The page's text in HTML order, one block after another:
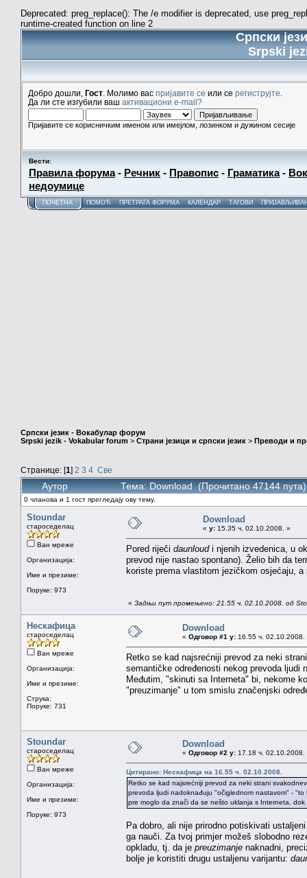
Deprecated: preg_replace(): The /e modifier is deprecated, use
runtime-created function on line 2
Српски
Srpski
Добро дошли, Гост . Молимо вас пријавите се или се региструјте
Да ли сте изгубили ваш активациони e-mail?
Пријавите се корисничким именом или имејлом, лозинком и дужином сесије
Вести:
Правила форума- Речник - Правопис - Граматика-
недоумице
ПОЧЕТНА ПОМОЋ ПРЕТРАГА ФОРУМА КАЛЕНДАР ТАГОВИ
Српски језик - Вокабулар форум
Srpski jezik - Vokabular forum > Страни језици и српски језик > Преводи и
Странице: [1] 2 3 4 Све
Аутор Тема: Download (Прочитано 47144 пута)
0 чланова и 1 гост прегледају ову тему.
Stoundar
староседелац
Ван мреже
Организација:
Име и презиме:
Поруке: 973
Download
« у: 15.35 ч. 02.10.2008. »
Pored riječi daunloudi njenih izvedenica, u
prevod nije nastao spontano). Želio bih da
koriste prema vlastitom jezičkom osjećaju,
« Задњи пут промењено: 21.55 ч. 02.10.2008. од
Нескафица
староседелац
Ван мреже
Организација:
Име и презиме:
Струка:
Поруке: 731
Download
« Одговор #1 у: 16.55 ч. 02.10.2008.
Retko se kad najsrećniji prevod za neki
semantičke određenosti nekog prevoda
Međutim, "skinuti sa Interneta" bi, nekome
"preuzimanje" u tom smislu značenjski
Stoundar
староседелац
Ван мреже
Организација:
Име и презиме:
Поруке: 973
Download
« Одговор #2 у: 17.18 ч. 02.10.2008.
Цитирано: Нескафица на 16.55 ч. 02.10.2008.
Retko se kad najsrećniji prevod za neki strani
prevoda ljudi nadoknađuju "očiglednom nastavom" -
pre moglo da znači da se nešto uklanja s Interneta,
Pa dobro, ali nije prirodno potiskivati
ga nauči. Za tvoj primjer možeš slobodno
opkladu, tj. da je preuzimanje naknadni,
bolje je koristiti drugu ustaljenu varijantu: